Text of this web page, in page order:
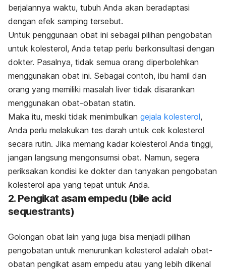
berjalannya waktu, tubuh Anda akan beradaptasi
dengan efek samping tersebut.
Untuk penggunaan obat ini sebagai pilihan pengobatan
untuk kolesterol, Anda tetap perlu berkonsultasi dengan
dokter. Pasalnya, tidak semua orang diperbolehkan
menggunakan obat ini. Sebagai contoh, ibu hamil dan
orang yang memiliki masalah liver tidak disarankan
menggunakan obat-obatan statin.
Maka itu, meski tidak menimbulkan gejala kolesterol,
Anda perlu melakukan tes darah untuk cek kolesterol
secara rutin. Jika memang kadar kolesterol Anda tinggi,
jangan langsung mengonsumsi obat. Namun, segera
periksakan kondisi ke dokter dan tanyakan pengobatan
kolesterol apa yang tepat untuk Anda.
2. Pengikat asam empedu (bile acid
sequestrants)
Golongan obat lain yang juga bisa menjadi pilihan
pengobatan untuk menurunkan kolesterol adalah obat-
obatan pengikat asam empedu atau yang lebih dikenal